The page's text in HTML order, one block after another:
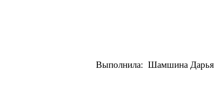
Выполнила: Шамшина Дарья